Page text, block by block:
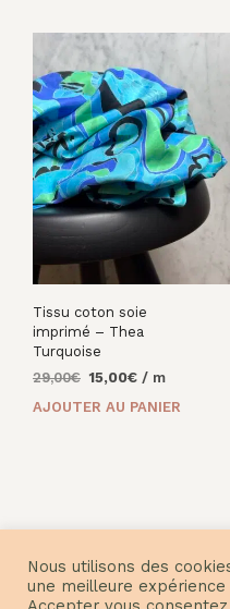
Tissu coton soie
imprimé – Thea
Turquoise
29,00€ Le
15,00€Le/ m
AJOUTER AU PANIER
Nous utilisons des
une meilleure